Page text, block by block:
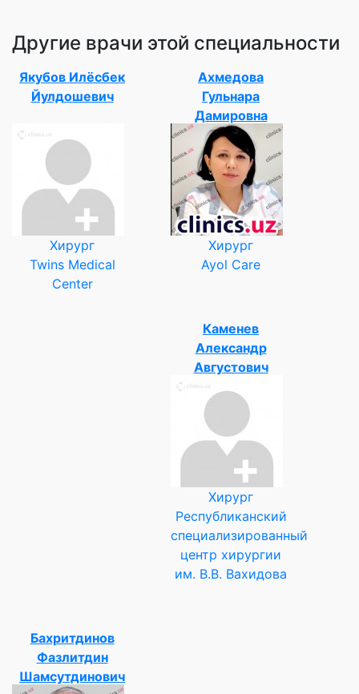
Другие врачи этой специальности
Якубов Илёсбек
Йулдошевич
Хирург
Twins Medical
Center
Ахмедова
Гульнара
Дамировна
Хирург
Ayol Care
Каменев
Александр
Августович
Хирург
Республиканский
специализированный
центр хирургии
им. В.В. Вахидова
Бахритдинов
Фазлитдин
Шамсутдинович